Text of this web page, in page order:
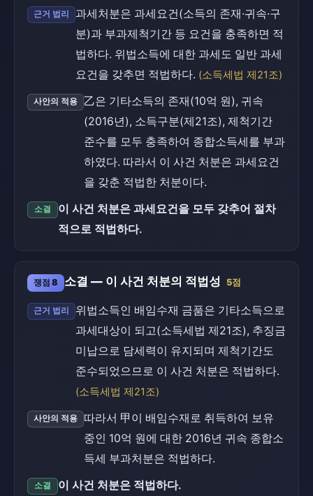
근거 법리
과세처분은 과세요건(소득의 존재·귀속·구
분)과 부과제척기간 등 요건을 충족하면 적
법하다. 위법소득에 대한 과세도 일반 과세
요건을 갖추면 적법하다. (소득세법 제21조)
사안의 적용
乙은 기타소득의 존재(10억 원), 귀속
(2016년), 소득구분(제21조), 제척기간
준수를 모두 충족하여 종합소득세를 부과
하였다. 따라서 이 사건 처분은 과세요건
을 갖춘 적법한 처분이다.
소결
이 사건 처분은 과세요건을 모두 갖추어 절차
적으로 적법하다.
쟁점 8 소결 — 이 사건 처분의 적법성 5점
근거 법리
위법소득인 배임수재 금품은 기타소득으로
과세대상이 되고(소득세법 제21조), 추징금
미납으로 담세력이 유지되며 제척기간도
준수되었으므로 이 사건 처분은 적법하다.
(소득세법 제21조)
사안의 적용
따라서 甲이 배임수재로 취득하여 보유
중인 10억 원에 대한 2016년 귀속 종합소
득세 부과처분은 적법하다.
소결 이 사건 처분은 적법하다.